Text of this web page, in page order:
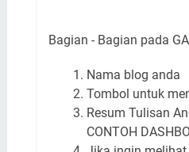
Bagian - Bagian pada
Nama blog anda
Tombol untuk
Resum Tulisan
CONTOH